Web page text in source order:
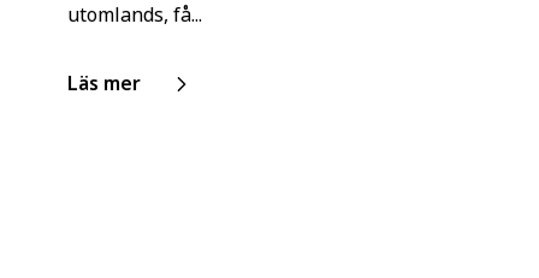
utomlands, få...
Läs mer